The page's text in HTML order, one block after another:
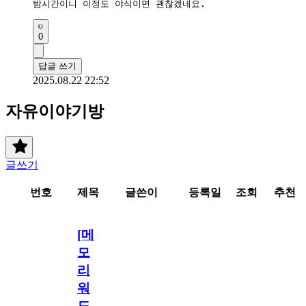
밤시간이니 이정도 야식이면 괜찮겠네요.
0
답글 쓰기
2025.08.22 22:52
자유이야기방
글쓰기
번호 제목 글쓴이 등록일 조회 추천
[메
모
리
워